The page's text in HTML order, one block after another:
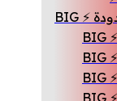
BIG SALE – خصم 25% لفترة محدودة ⚡ BIG
SALE – خصم 25% لفترة محدودة ⚡ BIG
SALE – خصم 25% لفترة محدودة ⚡ BIG
SALE – خصم 25% لفترة محدودة ⚡ BIG
SALE – خصم 25% لفترة محدودة ⚡ BIG